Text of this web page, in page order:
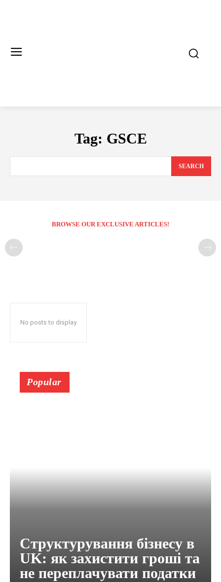
Tag: GSCE
SEARCH
BROWSE OUR EXCLUSIVE ARTICLES!
No posts to display
Popular
Структурування бізнесу в
UK: як захистити гроші та
не переплачувати податки